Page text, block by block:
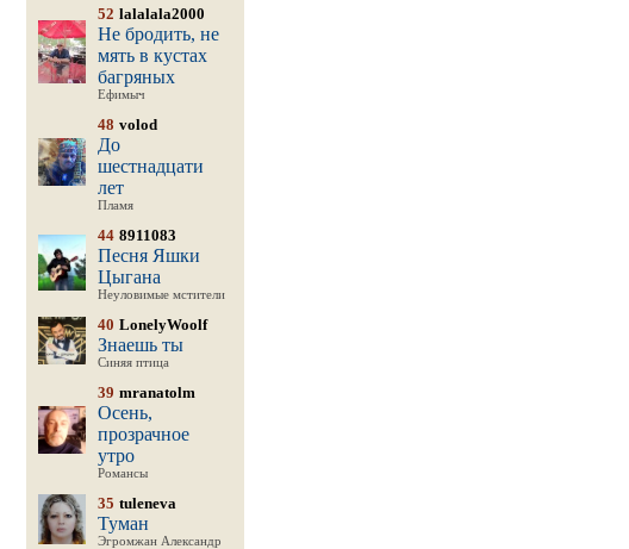
52 lalalala2000
Не бродить, не
мять в кустах
багряных
Ефимыч
48 volod
До
шестнадцати
лет
Пламя
44 8911083
Песня Яшки
Цыгана
Неуловимые мстители
40 LonelyWoolf
Знаешь ты
Синяя птица
39 mranatolm
Осень,
прозрачное
утро
Романсы
35 tuleneva
Туман
Эгромжан Александр